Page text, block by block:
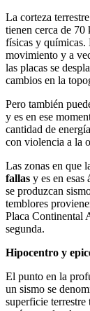
La corteza
tienen cerca de 70
físicas y químicas.
movimiento y a
las placas se
cambios en la
Pero también
y es en ese
cantidad de
con violencia a la
Las zonas en que
fallas y es en
se produzcan
temblores
Placa Continental
segunda.
Hipocentro y
El punto en la
un sismo se
superficie